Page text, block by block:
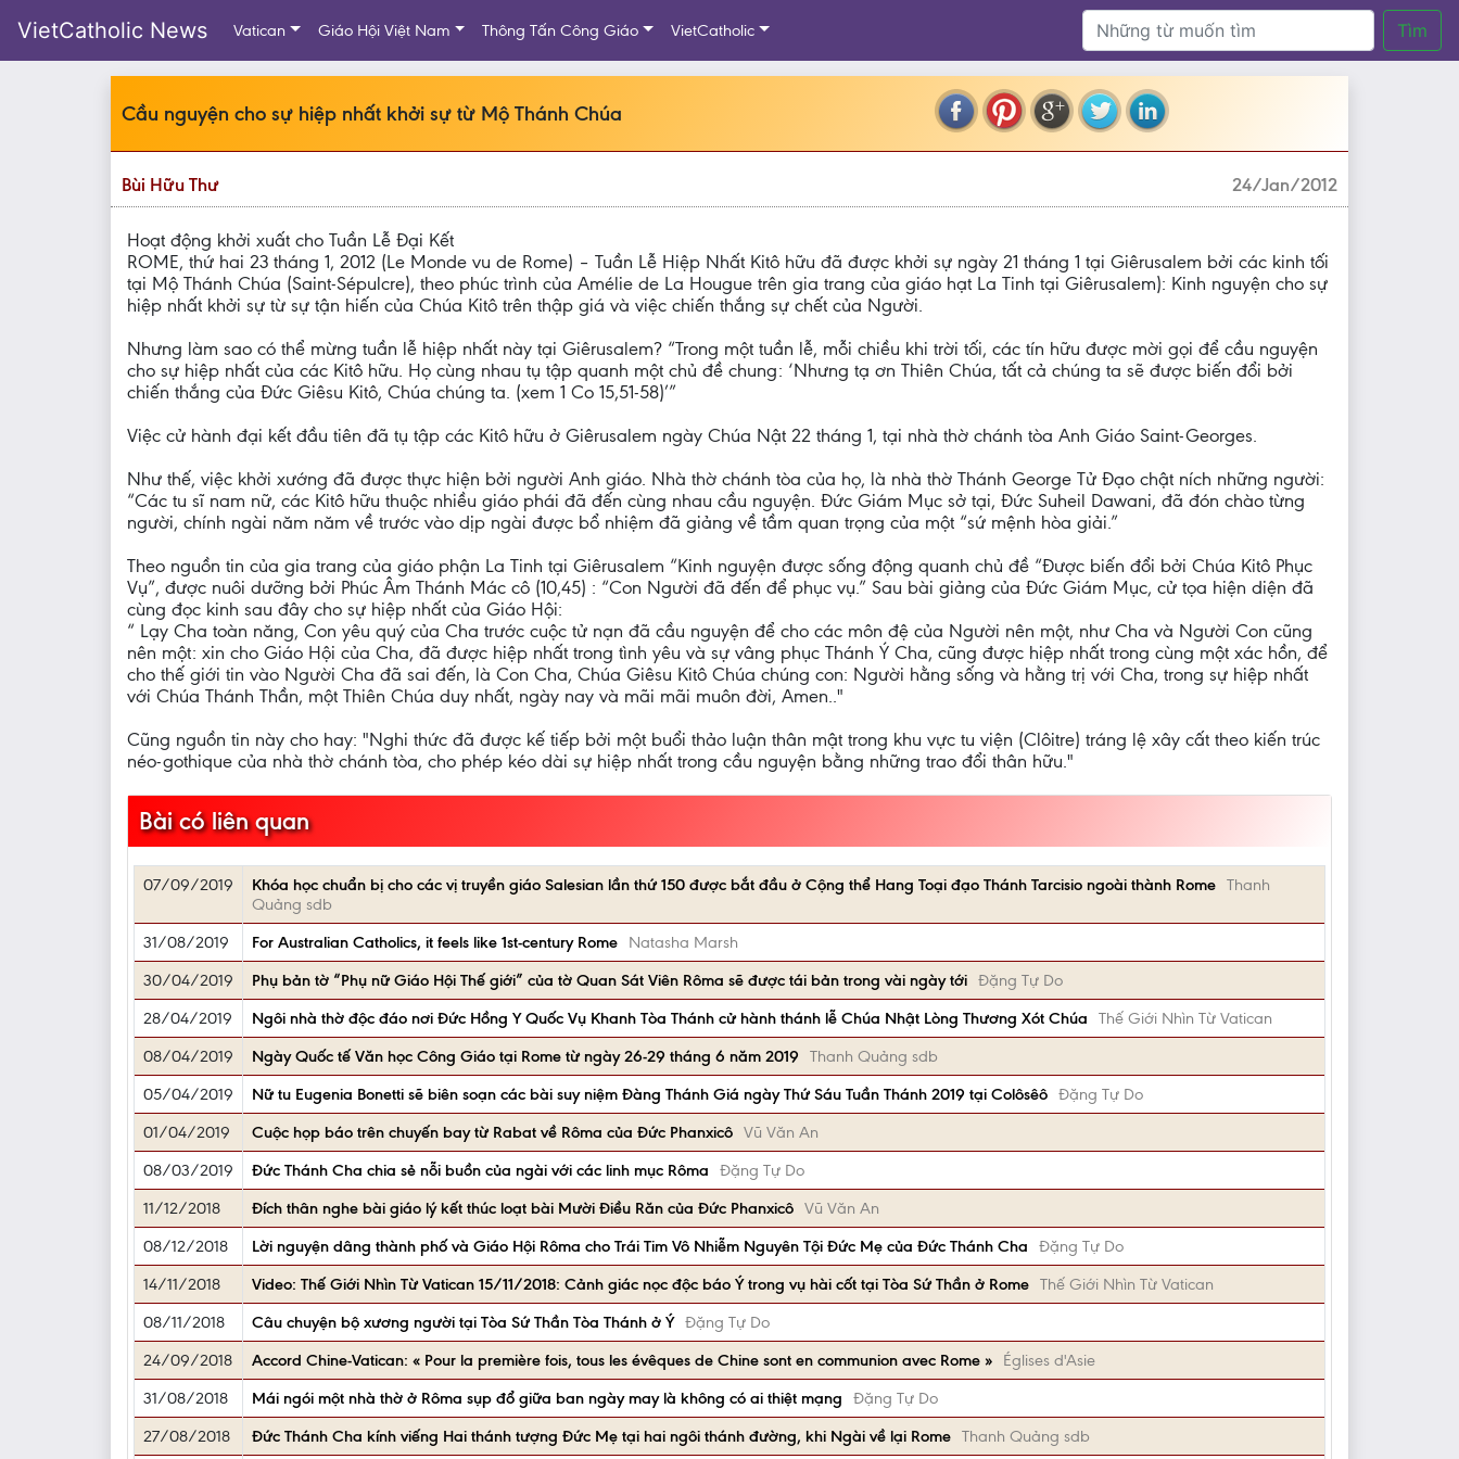
VietCatholic News Vatican Giáo Hội Việt Nam Thông Tấn Công Giáo VietCatholic Tìm
Cầu nguyện cho sự hiệp nhất khởi sự từ Mộ Thánh Chúa
Bùi Hữu Thư 24/Jan/2012
Hoạt động khởi xuất cho Tuần Lễ Đại Kết
ROME, thứ hai 23 tháng 1, 2012 (Le Monde vu de Rome) – Tuần Lễ Hiệp Nhất Kitô hữu đã được khởi sự ngày 21 tháng 1 tại Giêrusalem bởi các kinh tối
tại Mộ Thánh Chúa (Saint-Sépulcre), theo phúc trình của Amélie de La Hougue trên gia trang của giáo hạt La Tinh tại Giêrusalem): Kinh nguyện cho sự
hiệp nhất khởi sự từ sự tận hiến của Chúa Kitô trên thập giá và việc chiến thắng sự chết của Người.
Nhưng làm sao có thể mừng tuần lễ hiệp nhất này tại Giêrusalem? “Trong một tuần lễ, mỗi chiều khi trời tối, các tín hữu được mời gọi để cầu nguyện
cho sự hiệp nhất của các Kitô hữu. Họ cùng nhau tụ tập quanh một chủ đề chung: ‘Nhưng tạ ơn Thiên Chúa, tất cả chúng ta sẽ được biến đổi bởi
chiến thắng của Đức Giêsu Kitô, Chúa chúng ta. (xem 1 Co 15,51-58)’”
Việc cử hành đại kết đầu tiên đã tụ tập các Kitô hữu ở Giêrusalem ngày Chúa Nật 22 tháng 1, tại nhà thờ chánh tòa Anh Giáo Saint-Georges.
Như thế, việc khởi xướng đã được thực hiện bởi người Anh giáo. Nhà thờ chánh tòa của họ, là nhà thờ Thánh George Tử Đạo chật ních những người:
“Các tu sĩ nam nữ, các Kitô hữu thuộc nhiều giáo phái đã đến cùng nhau cầu nguyện. Đức Giám Mục sở tại, Đức Suheil Dawani, đã đón chào từng
người, chính ngài năm năm về trước vào dịp ngài được bổ nhiệm đã giảng về tầm quan trọng của một “sứ mệnh hòa giải.”
Theo nguồn tin của gia trang của giáo phận La Tinh tại Giêrusalem “Kinh nguyện được sống động quanh chủ đề “Được biến đổi bởi Chúa Kitô Phục
Vụ”, được nuôi dưỡng bởi Phúc Âm Thánh Mác cô (10,45) : “Con Người đã đến để phục vụ.” Sau bài giảng của Đức Giám Mục, cử tọa hiện diện đã
cùng đọc kinh sau đây cho sự hiệp nhất của Giáo Hội:
“ Lạy Cha toàn năng, Con yêu quý của Cha trước cuộc tử nạn đã cầu nguyện để cho các môn đệ của Người nên một, như Cha và Người Con cũng
nên một: xin cho Giáo Hội của Cha, đã được hiệp nhất trong tình yêu và sự vâng phục Thánh Ý Cha, cũng được hiệp nhất trong cùng một xác hồn, để
cho thế giới tin vào Người Cha đã sai đến, là Con Cha, Chúa Giêsu Kitô Chúa chúng con: Người hằng sống và hằng trị với Cha, trong sự hiệp nhất
với Chúa Thánh Thần, một Thiên Chúa duy nhất, ngày nay và mãi mãi muôn đời, Amen.."
Cũng nguồn tin này cho hay: "Nghi thức đã được kế tiếp bởi một buổi thảo luận thân mật trong khu vực tu viện (Clôitre) tráng lệ xây cất theo kiến trúc
néo-gothique của nhà thờ chánh tòa, cho phép kéo dài sự hiệp nhất trong cầu nguyện bằng những trao đổi thân hữu."
Bài có liên quan
07/09/2019 Khóa học chuẩn bị cho các vị truyền giáo Salesian lần thứ 150 được bắt đầu ở Cộng thể Hang Toại đạo Thánh Tarcisio ngoài thành Rome Thanh
Quảng sdb
31/08/2019
For Australian Catholics, it feels like 1st-century Rome
Natasha Marsh
30/04/2019
Phụ bản tờ “Phụ nữ Giáo Hội Thế giới” của tờ Quan Sát Viên Rôma sẽ được tái bản trong vài ngày tới Đặng Tự Do
28/04/2019
Ngôi nhà thờ độc đáo nơi Đức Hồng Y Quốc Vụ Khanh Tòa Thánh cử hành thánh lễ Chúa Nhật Lòng Thương Xót Chúa
Thế Giới Nhìn Từ Vatican
08/04/2019
Ngày Quốc tế Văn học Công Giáo tại Rome từ ngày 26-29 tháng 6 năm 2019
Thanh Quảng sdb
05/04/2019
Nữ tu Eugenia Bonetti sẽ biên soạn các bài suy niệm Đàng Thánh Giá ngày Thứ Sáu Tuần Thánh 2019 tại Colôsêô Đặng Tự Do
01/04/2019
Cuộc họp báo trên chuyến bay từ Rabat về Rôma của Đức Phanxicô Vũ Văn An
08/03/2019
Đức Thánh Cha chia sẻ nỗi buồn của ngài với các linh mục Rôma
Đặng Tự Do
11/12/2018
Đích thân nghe bài giáo lý kết thúc loạt bài Mười Điều Răn của Đức Phanxicô Vũ Văn An
08/12/2018
Lời nguyện dâng thành phố và Giáo Hội Rôma cho Trái Tim Vô Nhiễm Nguyên Tội Đức Mẹ của Đức Thánh Cha
Đặng Tự Do
14/11/2018
Video: Thế Giới Nhìn Từ Vatican 15/11/2018: Cảnh giác nọc độc báo Ý trong vụ hài cốt tại Tòa Sứ Thần ở Rome Thế Giới Nhìn Từ Vatican
08/11/2018
Câu chuyện bộ xương người tại Tòa Sứ Thần Tòa Thánh ở Ý Đặng Tự Do
24/09/2018
Accord Chine-Vatican: « Pour la première fois, tous les évêques de Chine sont en communion avec Rome »
Églises d'Asie
31/08/2018
Mái ngói một nhà thờ ở Rôma sụp đổ giữa ban ngày may là không có ai thiệt mạng
Đặng Tự Do
27/08/2018
Đức Thánh Cha kính viếng Hai thánh tượng Đức Mẹ tại hai ngôi thánh đường, khi Ngài về lại Rome Thanh Quảng sdb